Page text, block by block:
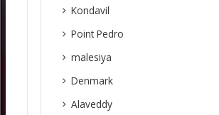
Kondavil
Point Pedro
malesiya
Denmark
Alaveddy